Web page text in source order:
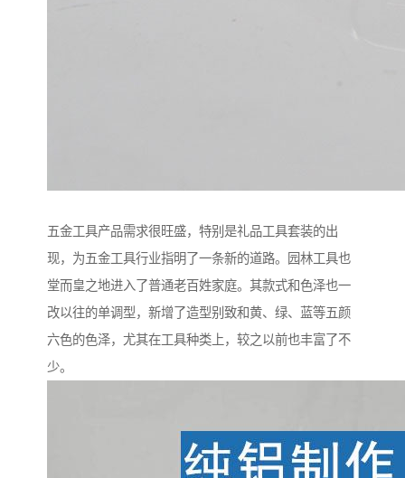
五金工具产品需求很旺盛，特别是礼品工具套装的出
现，为五金工具行业指明了一条新的道路。园林工具也
堂而皇之地进入了普通老百姓家庭。其款式和色泽也一
改以往的单调型，新增了造型别致和黄、绿、蓝等五颜
六色的色泽，尤其在工具种类上，较之以前也丰富了不
少。